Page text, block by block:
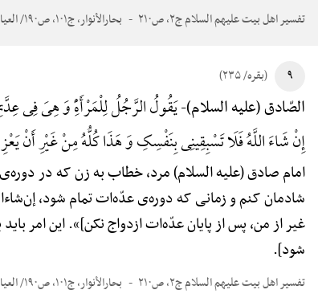
تفسیر اهل بیت علیهم السلام ج۲، ص۲۱۰ بحارالأنوار، ج۱۰۱، ص۱۹۰/ العیاشی، ج۱، ص۱۲۳/ وسایل الشیعه، ج۲۰، ص۴۹۹/ نورالثقلین/ البرهان
۹ (بقره/ ۲۳۵)
الصّادق (علیه السلام)-یَقُولُ الرَّجُلُ لِلْمَرْأَهًِْ وَ هِیَ فِی
إِنْ شَاءَ اللَّهُ فَلَا تَسْبِقِینِی بِنَفْسِکِ وَ هَذَا کُلُّهُ مِنْ غَیْرِ أَنْ
امام صادق (علیه السلام) مرد، خطاب به زن که در
شادمان کنم و زمانی که دوره‌ی عدّه‌ات تمام شود،
غیر از من، پس از پایان عدّ‌ه‌ات ازدواج نکن]». این امر
شود].
تفسیر اهل بیت علیهم السلام ج۲، ص۲۱۰ بحارالأنوار، ج۱۰۱، ص۱۹۰/ العیاشی، ج۱، ص۱۲۳/ وسایل الشیعه، ج۲۰، ص۴۹۹/ نورالثقلین/ البرهان